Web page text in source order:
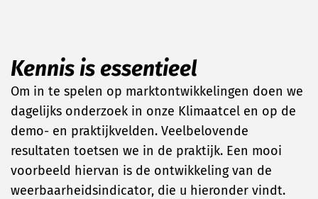
Kennis is essentieel
Om in te spelen op marktontwikkelingen doen we
dagelijks onderzoek in onze Klimaatcel en op de
demo- en praktijkvelden. Veelbelovende
resultaten toetsen we in de praktijk. Een mooi
voorbeeld hiervan is de ontwikkeling van de
weerbaarheidsindicator, die u hieronder vindt.